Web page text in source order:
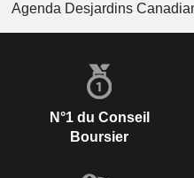
Agenda Desjardins
N°1 du Conseil
Boursier